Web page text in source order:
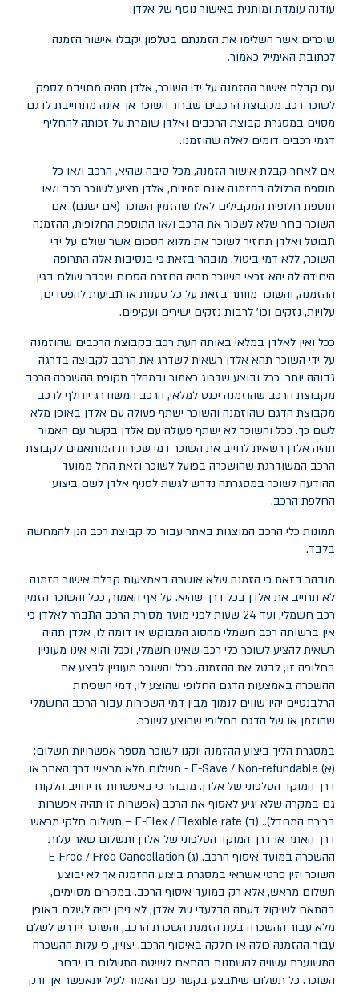
עודנה עומדת ומותנית באישור נוסף של אלדן.
שוכרים אשר השלימו את הזמנתם בטלפון יקבלו אישור הזמנה
לכתובת האימייל כאמור.
עם קבלת אישור ההזמנה על ידי השוכר, אלדן תהיה מחויבת לספק
לשוכר רכב מקבוצת הרכבים שבחר השוכר אך אינה מתחייבת לדגם
מסוים במסגרת קבוצת הרכבים ואלדן שומרת על זכותה להחליף
דגמי רכבים דומים לאלה שהוזמנו.
אם לאחר קבלת אישור הזמנה, מכל סיבה שהיא, הרכב ו/או כל
תוספת הכלולה בהזמנה אינם זמינים, אלדן תציע לשוכר רכב ו/או
תוספת חלופית המקבילים לאלו שהזמין השוכר (אם ישנם). אם
השוכר בחר שלא לשכור את הרכב ו/או התוספת החלופית, ההזמנה
תבוטל ואלדן תחזיר לשוכר את מלוא הסכום אשר שולם על ידי
השוכר, ללא דמי ביטול. מובהר בזאת כי בנסיבות אלה התרופה
היחידה לה יהא זכאי השוכר תהיה החזרת הסכום שכבר שולם בגין
ההזמנה, והשוכר מוותר בזאת על כל טענות או תביעות להפסדים,
עלויות, נזקים וכו' לרבות נזקים ישירים ועקיפים.
ככל ואין לאלדן במלאי באותה העת רכב בקבוצת הרכבים שהוזמנה
על ידי השוכר תהא אלדן רשאית לשדרג את הרכב לקבוצה בדרגה
גבוהה יותר. ככל ובוצע שדרוג כאמור ובמהלך תקופת ההשכרה הרכב
מקבוצת הרכב שהוזמנה יכנס למלאי, הרכב המשודרג יוחלף לרכב
מקבוצת הדגם שהוזמנה והשוכר ישתף פעולה עם אלדן באופן מלא
לשם כך. ככל והשוכר לא ישתף פעולה עם אלדן בקשר עם האמור
תהיה אלדן רשאית לחייב את השוכר דמי שכירות המותאמים לקבוצת
הרכב המשודרגת שהושכרה בפועל לשוכר וזאת החל ממועד
ההודעה לשוכר במסגרתה נדרש לגשת לסניף אלדן לשם ביצוע
החלפת הרכב.
תמונות כלי הרכב המוצגות באתר עבור כל קבוצת רכב הנן להמחשה
בלבד.
מובהר בזאת כי הזמנה שלא אושרה באמצעות קבלת אישור הזמנה
לא תחייב את אלדן בכל דרך שהיא. על אף האמור, ככל והשוכר הזמין
רכב חשמלי, ועד 24 שעות לפני מועד מסירת הרכב התברר לאלדן כי
אין ברשותה רכב חשמלי מהסוג המבוקש או דומה לו, אלדן תהיה
רשאית להציע לשוכר כלי רכב שאינו חשמלי, וככל והוא אינו מעוניין
בחלופה זו, לבטל את ההזמנה. ככל והשוכר מעוניין לבצע את
ההשכרה באמצעות הדגם החלופי שהוצע לו, דמי השכירות
הרלבנטיים יהיו שווים לנמוך מבין דמי השכירות עבור הרכב החשמלי
שהוזמן או של הדגם החלופי שהוצע לשוכר.
במסגרת הליך ביצוע ההזמנה יוקנו לשוכר מספר אפשרויות תשלום:
(א) E-Save / Non-refundable - תשלום מלא מראש דרך האתר או
דרך המוקד הטלפוני של אלדן. מובהר כי באפשרות זו יחויב הלקוח
גם במקרה שלא יגיע לאסוף את הרכב (אפשרות זו תהיה אפשרות
ברירת המחדל).. (ב) E-Flex / Flexible rate – תשלום חלקי מראש
דרך האתר או דרך המוקד הטלפוני של אלדן ותשלום שאר עלות
ההשכרה במועד איסוף הרכב. (ג) E-Free / Free Cancellation
–
השוכר יזין פרטי אשראי במסגרת ביצוע ההזמנה אך לא יבוצע
תשלום מראש, אלא רק במועד איסוף הרכב. במקרים מסוימים,
בהתאם לשיקול דעתה הבלעדי של אלדן, לא ניתן יהיה לשלם באופן
מלא עבור ההשכרה בעת הזמנת השכרת הרכב, והשוכר יידרש לשלם
עבור ההזמנה כולה או חלקה באיסוף הרכב. יצויין, כי עלות ההשכרה
המשוערת עשויה להשתנות בהתאם לשיטת התשלום בו יבחר
השוכר. כל תשלום שיתבצע בקשר עם האמור לעיל יתאפשר אך ורק